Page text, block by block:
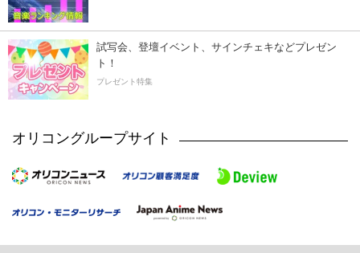
試写会、登壇イベント、サインチェキなどプレゼン
ト！
プレゼント特集
オリコングループサイト